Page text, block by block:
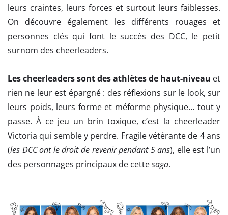
leurs craintes, leurs forces et surtout leurs faiblesses.
On découvre également les différents rouages et
personnes clés qui font le succès des DCC, le petit
surnom des cheerleaders.
Les cheerleaders sont des athlètes de haut-niveau et
rien ne leur est épargné : des réflexions sur le look, sur
leurs poids, leurs forme et méforme physique… tout y
passe. À ce jeu un brin toxique, c’est la cheerleader
Victoria qui semble y perdre. Fragile vétérante de 4 ans
(les DCC ont le droit de revenir pendant 5 ans), elle est l’un
des personnages principaux de cettesaga.